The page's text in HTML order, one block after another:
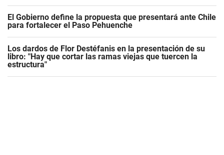
El Gobierno define la propuesta que presentará ante Chile
para fortalecer el Paso Pehuenche
Los dardos de Flor Destéfanis en la presentación de su
libro: "Hay que cortar las ramas viejas que tuercen la
estructura"